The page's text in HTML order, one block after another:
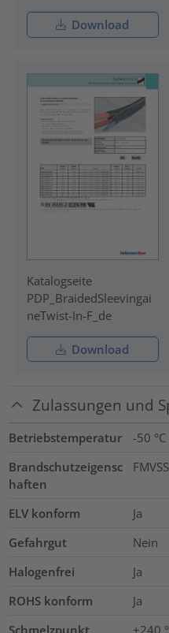
Download
Katalogseite
PDP_BraidedSleevingai
neTwist-In-F_de
Download
Zulassungen und
Betriebstemperatur
-50
Brandschutzeigensc
haften
ELV konform
Ja
Gefahrgut
Nein
Halogenfrei
Ja
ROHS konform
Ja
Schmelzpunkt
+240